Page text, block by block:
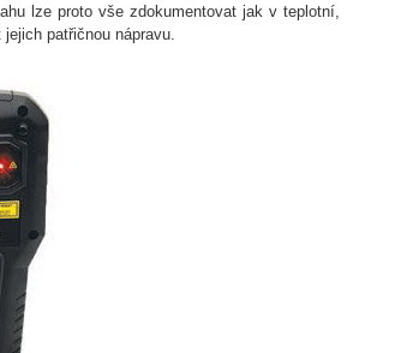
lze proto vše zdokumentovat jak v teplotní,
patřičnou nápravu.